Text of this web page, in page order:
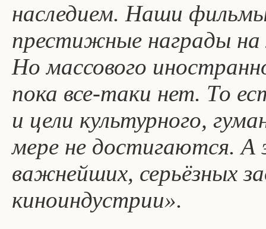
наследием. Наши
престижные награды
Но массового
пока все-таки нет. То
и цели культурного,
мере не достигаются. А
важнейших, серьёзных
киноиндустрии».